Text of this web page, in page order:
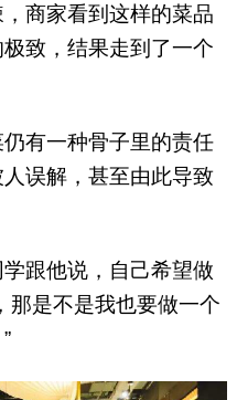
商家看到这样的菜品
致，结果走到了一个
有一种骨子里的责任
误解，甚至由此导致
跟他说，自己希望做
那是不是我也要做一个